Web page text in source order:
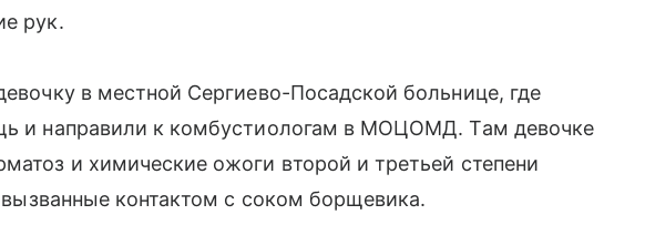
рук.
в местной Сергиево-Посадской больнице, где
и направили к комбустиологам в МОЦОМД. Там девочке
и химические ожоги второй и третьей степени
контактом с соком борщевика.